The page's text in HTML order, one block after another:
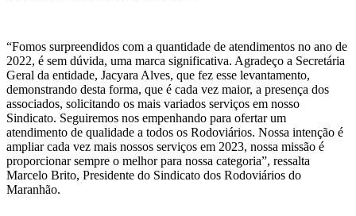
“Fomos surpreendidos com a quantidade de atendimentos no ano de
2022, é sem dúvida, uma marca significativa. Agradeço a Secretária
Geral da entidade, Jacyara Alves, que fez esse levantamento,
demonstrando desta forma, que é cada vez maior, a presença dos
associados, solicitando os mais variados serviços em nosso
Sindicato. Seguiremos nos empenhando para ofertar um
atendimento de qualidade a todos os Rodoviários. Nossa intenção é
ampliar cada vez mais nossos serviços em 2023, nossa missão é
proporcionar sempre o melhor para nossa categoria”, ressalta
Marcelo Brito, Presidente do Sindicato dos Rodoviários do
Maranhão.